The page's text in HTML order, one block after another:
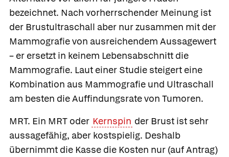
bezeichnet. Nach vorherrschender Meinung ist
der Brustultraschall aber nur zusammen mit der
Mammografie von ausreichendem Aussagewert
– er ersetzt in keinem Lebensabschnitt die
Mammografie. Laut einer Studie steigert eine
Kombination aus Mammografie und Ultraschall
am besten die Auffindungsrate von Tumoren.
MRT. Ein MRT oder Kernspin der Brust ist sehr
aussagefähig, aber kostspielig. Deshalb
übernimmt die Kasse die Kosten nur (auf Antrag)